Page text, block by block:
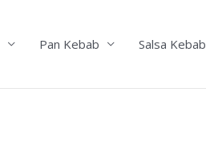
Pan Kebab Salsa Kebab